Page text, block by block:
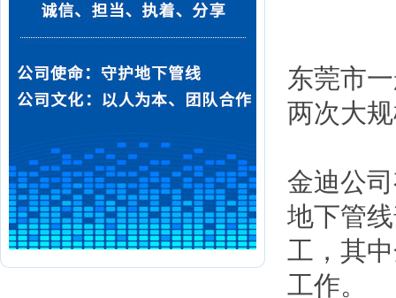
东莞市
两次大
金迪公
地下管
工，其
工作。